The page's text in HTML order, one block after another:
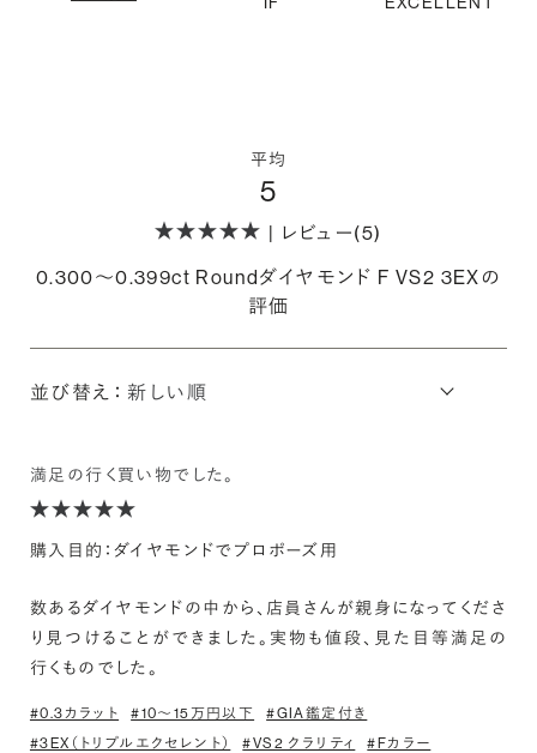
平均
5
| レビュー(5)
0.300〜0.399ct Roundダイヤモンド F VS2 3EXの
評価
並び替え：
満足の行く買い物でした。
購入目的：ダイヤモンドでプロポーズ用
数あるダイヤモンドの中から、店員さんが親身になってくださ
り見つけることができました。実物も値段、見た目等満足の
行くものでした。
#0.3カラット #10〜15万円以下
#GIA鑑定付き
#3EX（トリプルエクセレント）
#VS2 クラリティ #Fカラー